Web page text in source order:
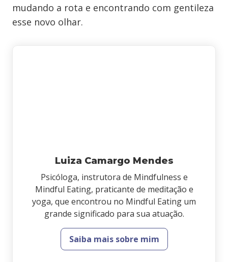
mudando a rota e encontrando com gentileza
esse novo olhar.
Luiza Camargo Mendes
Psicóloga, instrutora de Mindfulness e
Mindful Eating, praticante de meditação e
yoga, que encontrou no Mindful Eating um
grande significado para sua atuação.
Saiba mais sobre mim